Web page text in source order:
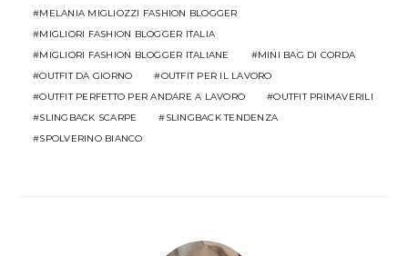
MELANIA MIGLIOZZI FASHION BLOGGER
MIGLIORI FASHION BLOGGER ITALIA
MIGLIORI FASHION BLOGGER ITALIANE
MINI BAG DI CORDA
OUTFIT DA GIORNO
OUTFIT PER IL LAVORO
OUTFIT PERFETTO PER ANDARE A LAVORO
OUTFIT PRIMAVERILI
SLINGBACK SCARPE
SLINGBACK TENDENZA
SPOLVERINO BIANCO